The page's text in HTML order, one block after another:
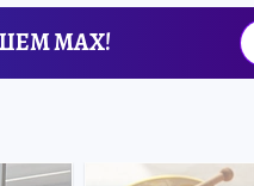
MAX!